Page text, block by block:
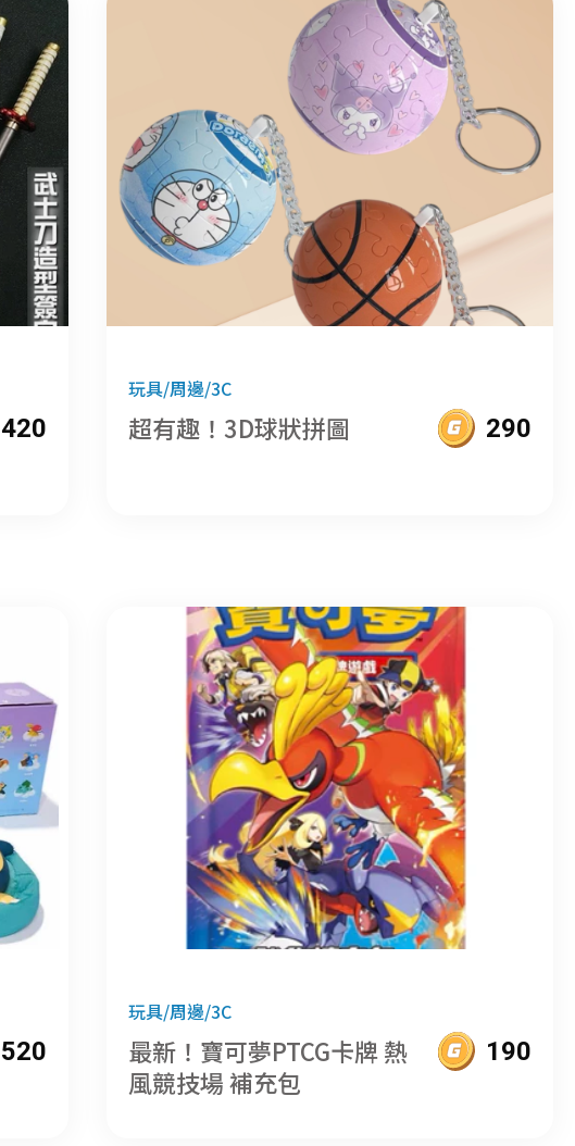
420
玩具/周邊/3C
超有趣！3D球狀拼圖 290
520
玩具/周邊/3C
最新！寶可夢PTCG卡牌 熱
風競技場 補充包
190